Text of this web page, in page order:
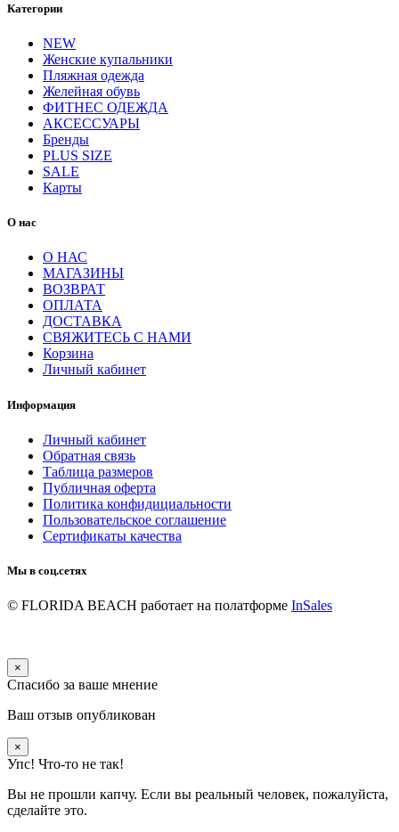
Категории
NEW
Женские купальники
Пляжная одежда
Желейная обувь
ФИТНЕС ОДЕЖДА
АКСЕССУАРЫ
Бренды
PLUS SIZE
SALE
Карты
О нас
О НАС
МАГАЗИНЫ
ВОЗВРАТ
ОПЛАТА
ДОСТАВКА
СВЯЖИТЕСЬ С НАМИ
Корзина
Личный кабинет
Информация
Личный кабинет
Обратная связь
Таблица размеров
Публичная оферта
Политика конфидициальности
Пользовательское соглашение
Сертификаты качества
Мы в соц.сетях
© FLORIDA BEACH работает на полатформе InSales
×
Спасибо за ваше мнение
Ваш отзыв опубликован
×
Упс! Что-то не так!
Вы не прошли капчу. Если вы реальный человек, пожалуйста,
сделайте это.